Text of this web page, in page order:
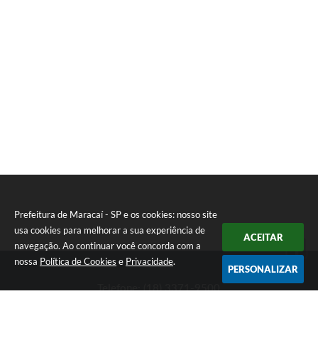
Prefeitura de Maracaí - SP e os cookies: nosso site
usa cookies para melhorar a sua experiência de
navegação. Ao continuar você concorda com a
nossa Política de Cookies e Privacidade.
ACEITAR
PERSONALIZAR
Telefone: (18) 3371-9500